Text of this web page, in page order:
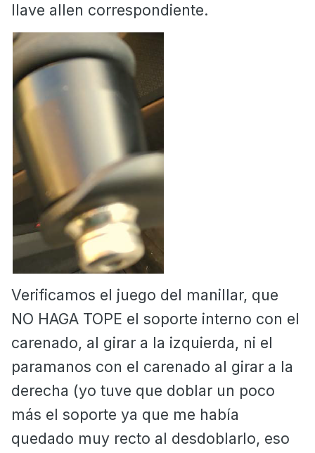
llave allen correspondiente.
Verificamos el juego del manillar, que
NO HAGA TOPE el soporte interno con el
carenado, al girar a la izquierda, ni el
paramanos con el carenado al girar a la
derecha (yo tuve que doblar un poco
más el soporte ya que me había
quedado muy recto al desdoblarlo, eso